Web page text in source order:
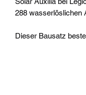
288 wasserlöslichen
Dieser Bausatz